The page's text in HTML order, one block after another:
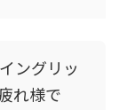
ングリッ
れ様で